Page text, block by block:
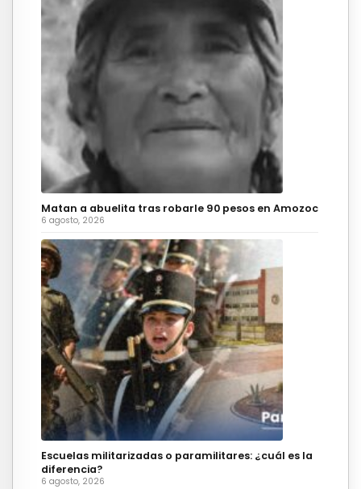
Matan a abuelita tras robarle 90 pesos en Amozoc
6 agosto, 2026
Escuelas militarizadas o paramilitares: ¿cuál es la
diferencia?
6 agosto, 2026